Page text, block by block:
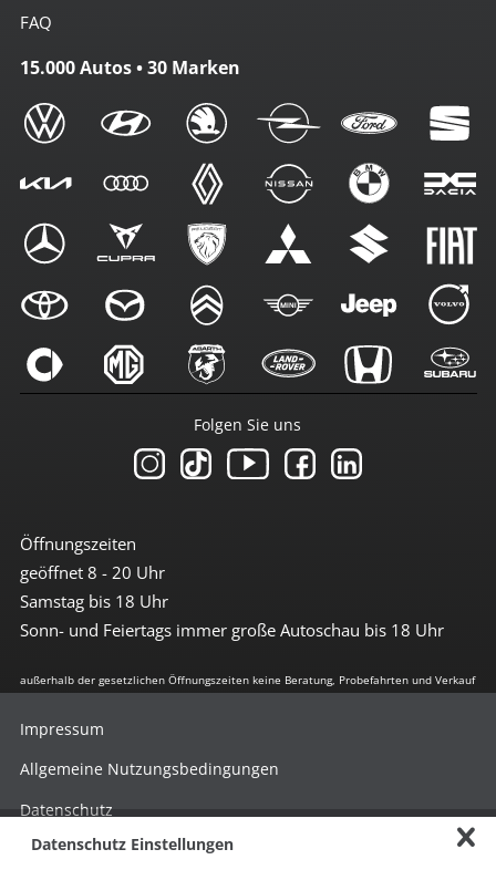
FAQ
15.000 Autos • 30 Marken
Öffnungszeiten
geöffnet 8 - 20 Uhr
Samstag bis 18 Uhr
Sonn- und Feiertags immer große Autoschau bis 18 Uhr
Folgen Sie uns
außerhalb der gesetzlichen Öffnungszeiten keine Beratung, Probefahrten und Verkauf
Impressum
Allgemeine Nutzungsbedingungen
Datenschutz
Hinweisgebersystem nach HinSchG
Datenschutz Einstellungen